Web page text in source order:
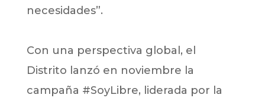
necesidades”.
Con una perspectiva global, el
Distrito lanzó en noviembre la
campaña #SoyLibre, liderada por la